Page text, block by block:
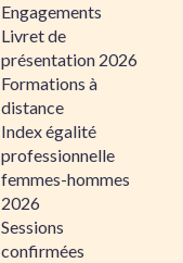
Engagements
Livret de
présentation 2026
Formations à
distance
Index égalité
professionnelle
femmes-hommes
2026
Sessions
confirmées